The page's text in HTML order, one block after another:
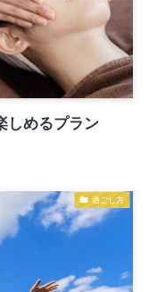
しめるプラン
過ごし方